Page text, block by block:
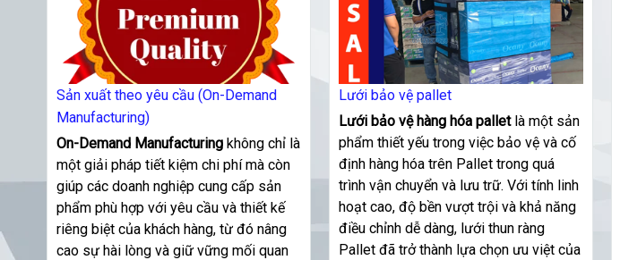
Sản xuất theo yêu cầu (On-Demand
Manufacturing)
On-Demand Manufacturing không chỉ là
một giải pháp tiết kiệm chi phí mà còn
giúp các doanh nghiệp cung cấp sản
phẩm phù hợp với yêu cầu và thiết kế
riêng biệt của khách hàng, từ đó nâng
cao sự hài lòng và giữ vững mối quan
Lưới bảo vệ pallet
Lưới bảo vệ hàng hóa palletlà một sản
phẩm thiết yếu trong việc bảo vệ và cố
định hàng hóa trên Pallet trong quá
trình vận chuyển và lưu trữ. Với tính linh
hoạt cao, độ bền vượt trội và khả năng
điều chỉnh dễ dàng, lưới thun ràng
Pallet đã trở thành lựa chọn ưu việt của